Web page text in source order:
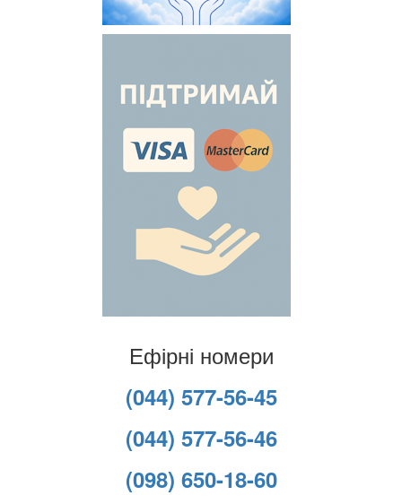
Ефірні номери
(044) 577-56-45
(044) 577-56-46
(098) 650-18-60